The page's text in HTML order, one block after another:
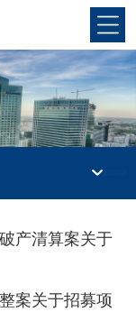
产清算案关于
案关于招募项